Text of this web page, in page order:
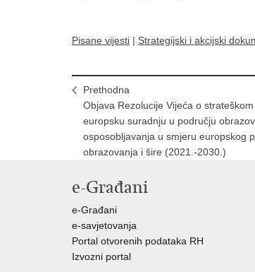
Pisane vijesti | Strategijski i akcijski
Prethodna
Objava Rezolucije Vijeća o
europsku suradnju u području
osposobljavanja u smjeru europskog
obrazovanja i šire (2021.-2030.)
e-Građani
e-Građani
e-savjetovanja
Portal otvorenih podataka RH
Izvozni portal